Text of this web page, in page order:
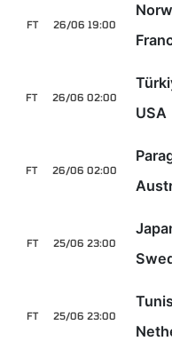
26/06 19:00
FT
26/06 02:00
FT
USA
26/06 02:00
FT
25/06 23:00
FT
25/06 23:00
FT